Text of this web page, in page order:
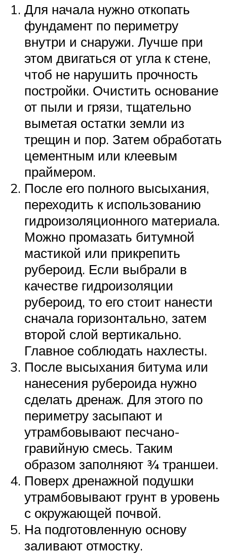
Для начала нужно откопать
фундамент по периметру
внутри и снаружи. Лучше при
этом двигаться от угла к стене,
чтоб не нарушить прочность
постройки. Очистить основание
от пыли и грязи, тщательно
выметая остатки земли из
трещин и пор. Затем обработать
цементным или клеевым
праймером.
После его полного высыхания,
переходить к использованию
гидроизоляционного материала.
Можно промазать битумной
мастикой или прикрепить
рубероид. Если выбрали в
качестве гидроизоляции
рубероид, то его стоит нанести
сначала горизонтально, затем
второй слой вертикально.
Главное соблюдать нахлесты.
После высыхания битума или
нанесения рубероида нужно
сделать дренаж. Для этого по
периметру засыпают и
утрамбовывают песчано-
гравийную смесь. Таким
образом заполняют ¾ траншеи.
Поверх дренажной подушки
утрамбовывают грунт в уровень
с окружающей почвой.
На подготовленную основу
заливают отмостку.